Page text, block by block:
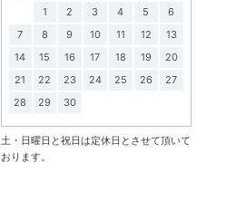
1
2 3 4 5
6
7
8 9 10 11 12
13
14
15 16 17 18 19
20
21
22 23 24 25 26
27
28
29 30
土・日曜日と祝日は定休日とさせて頂いて
おります。